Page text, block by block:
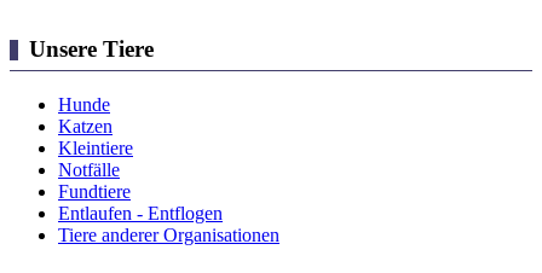
Unsere Tiere
Hunde
Katzen
Kleintiere
Notfälle
Fundtiere
Entlaufen - Entflogen
Tiere anderer Organisationen